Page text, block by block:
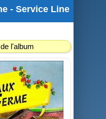
- Service Line
l'album